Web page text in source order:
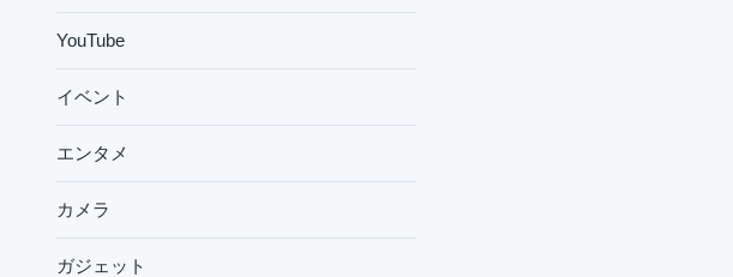
YouTube
イベント
エンタメ
カメラ
ガジェット